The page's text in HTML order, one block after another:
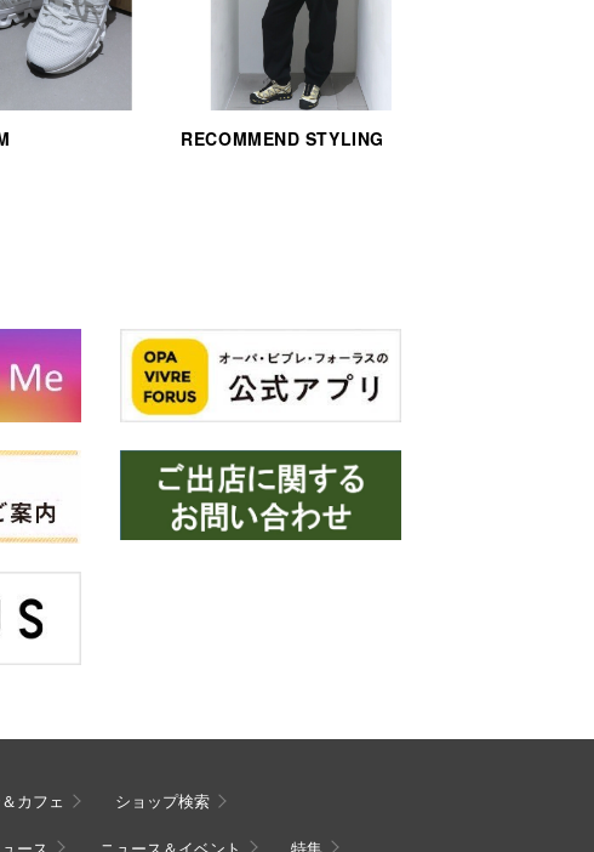
RECOMMEND STYLING
カフェ ショップ検索